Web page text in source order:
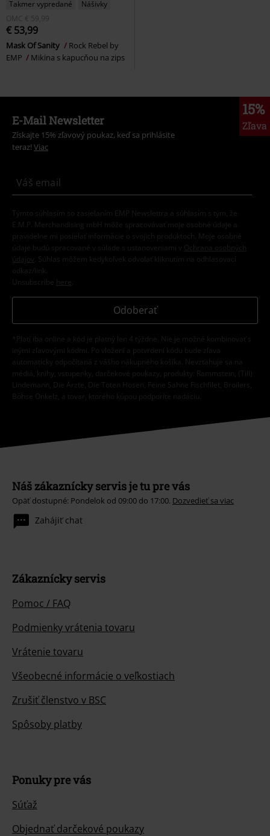
Takmer vypredané
Nášivky
OMC € 59,99
€ 53,99
Mask Of Sanity
Rock Rebel by
EMP
Mikina s kapucňou na zips
15%
Zľava
E-Mail Newsletter
Získajte 15% zľavový poukaz, keď sa prihlásite
teraz! Viac
Týmto súhlasím so zasielaním EMP Newslettra a súhlasím s tým, že
E.M.P. Merchandising mbH môže spracovávať moje osobné údaje a
pravidelne mi posielať informácie o svojich produktoch. Moje osobné
údaje budú spracované v súlade s ustanoveniami v
Ochrana osobných
údajov
. Súhlas môžem kedykoľvek odvolať kliknutím na odhlasovací
odkaz/link.
Unsubscribe here
Odoberať
*Platí iba online a kód je platný len 4 týždne. Nie je možné kombinovať s
inými zľavovými kódmi. Po vložení a potvrdení kódu bude zľava
automaticky odpočítaná z vášho nákupného košíka. Nevzťahuje sa na
médiá, knihy, vstupenky, darčekové poukazy, produkty: Rammstein, (Till)
Lindemann, Die Ärzte, Die Toten Hosen, Feine Sahne Fischfilet, Broilers,
Böhse Onkelz, a tovar, ktorého kúpou podporíte nadáciu.
Náš zákaznícky servis je tu pre vás
Opäť dostupné: Pondelok od 09:00 do 17:00. Dozvedieť sa viac
Zahájiť chat
Zákaznícky servis
Pomoc / FAQ
Podmienky vrátenia tovaru
Vrátenie tovaru
Všeobecné informácie o veľkostiach
Zrušiť členstvo v BSC
Spôsoby platby
Ponuky pre vás
Súťaž
Objednať darčekové poukazy